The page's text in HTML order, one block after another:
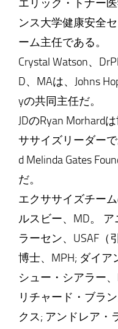
エリック・トナー
ンス大学健康安全
ーム主任である。
Crystal Watson、
D、MAは、Johns
yの共同主任だ。
JDのRyan Morhard
ササイズリーダー
d Melinda Gates
だ。
エクササイズチー
ルスビー、MD。 ア
ラーセン、USAF（
博士、MPH; ダイア
シュー・シアラー
リチャード・ブラ
クス; アンドレア・